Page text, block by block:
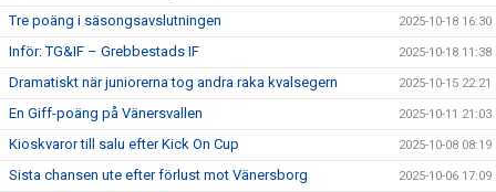
Tre poäng i säsongsavslutningen 2025-10-18 16:30
Inför: TG&IF – Grebbestads IF 2025-10-18 11:38
Dramatiskt när juniorerna tog andra raka kvalsegern 2025-10-15 22:21
En Giff-poäng på Vänersvallen 2025-10-11 21:03
Kioskvaror till salu efter Kick On Cup 2025-10-08 08:19
Sista chansen ute efter förlust mot Vänersborg 2025-10-06 17:09